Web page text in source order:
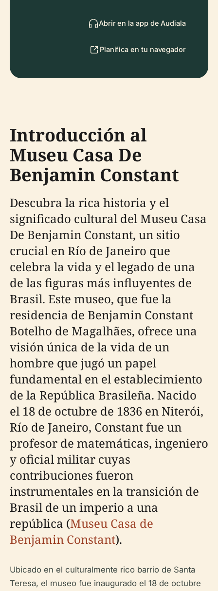
Abrir en la app de Audiala
Planifica en tu navegador
Introducción al
Museu Casa De
Benjamin Constant
Descubra la rica historia y el
significado cultural del Museu Casa
De Benjamin Constant, un sitio
crucial en Río de Janeiro que
celebra la vida y el legado de una
de las figuras más influyentes de
Brasil. Este museo, que fue la
residencia de Benjamin Constant
Botelho de Magalhães, ofrece una
visión única de la vida de un
hombre que jugó un papel
fundamental en el establecimiento
de la República Brasileña. Nacido
el 18 de octubre de 1836 en Niterói,
Río de Janeiro, Constant fue un
profesor de matemáticas, ingeniero
y oficial militar cuyas
contribuciones fueron
instrumentales en la transición de
Brasil de un imperio a una
república (Museu Casa de
Benjamin Constant).
Ubicado en el culturalmente rico barrio de Santa
Teresa, el museo fue inaugurado el 18 de octubre